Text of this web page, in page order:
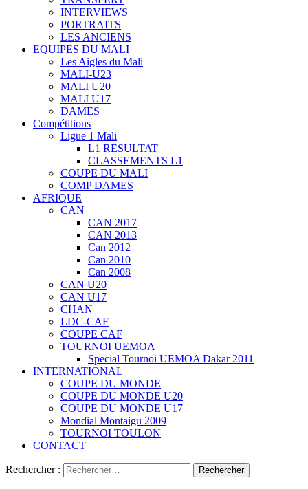
INTERVIEWS
PORTRAITS
LES ANCIENS
EQUIPES DU MALI
Les Aigles du Mali
MALI-U23
MALI U20
MALI U17
DAMES
Compétitions
Ligue 1 Mali
L1 RESULTAT
CLASSEMENTS L1
COUPE DU MALI
COMP DAMES
AFRIQUE
CAN
CAN 2017
CAN 2013
Can 2012
Can 2010
Can 2008
CAN U20
CAN U17
CHAN
LDC-CAF
COUPE CAF
TOURNOI UEMOA
Special Tournoi UEMOA Dakar 2011
INTERNATIONAL
COUPE DU MONDE
COUPE DU MONDE U20
COUPE DU MONDE U17
Mondial Montaigu 2009
TOURNOI TOULON
CONTACT
Rechercher :